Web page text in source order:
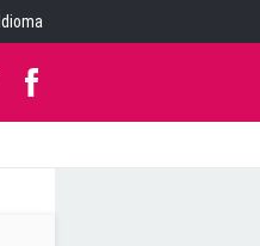
Idioma